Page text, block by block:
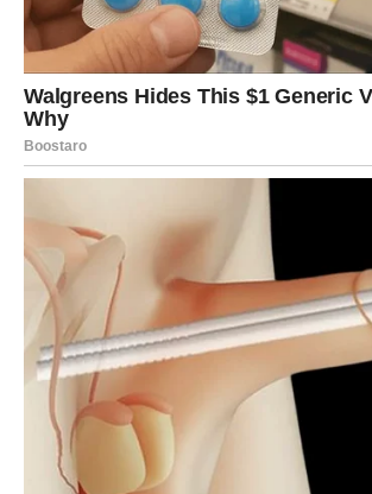
Pred tobom su dani radosti, smeha i
Ako si u vezi, odnos se osvežava i
Slobodni Strelčevi mogu doživeti flert koji
nešto ozbiljno brže nego što su očekivali.
koja donosi slobodu, ali i želju da se
Jarac
Za Jarčeve, ljubav u naredna tri dana
potvrdu. Ako si u vezi, partner pokazuje
podršku.
Slobodni Jarčevi mogu upoznati osobu
stabilnost i mir. Ovo nije burna ljubav, već
Srce se otvara polako, ali iskreno.